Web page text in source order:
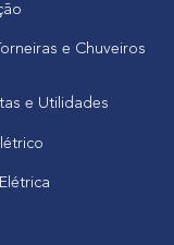
e Chuveiros
e Utilidades